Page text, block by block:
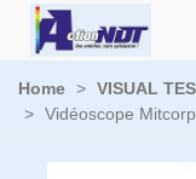
Home > VISUAL
> Vidéoscope